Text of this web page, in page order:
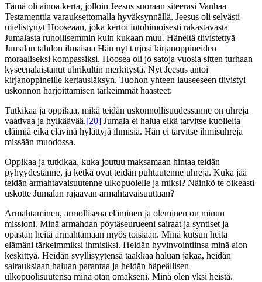
Tämä oli ainoa kerta, jolloin Jeesus suoraan siteerasi Vanhaa
Testamenttia varauksettomalla hyväksynnällä. Jeesus oli selvästi
mielistynyt Hooseaan, joka kertoi intohimoisesti rakastavasta
Jumalasta runollisemmin kuin kukaan muu. Häneltä tiivistettyä
Jumalan tahdon ilmaisua Hän nyt tarjosi kirjanoppineiden
moraaliseksi kompassiksi. Hoosea oli jo satoja vuosia sitten turhaan
kyseenalaistanut uhrikultin merkitystä. Nyt Jeesus antoi
kirjanoppineille kertausläksyn. Tuohon yhteen lauseeseen tiivistyi
uskonnon harjoittamisen tärkeimmät haasteet:
Tutkikaa ja oppikaa, mikä teidän uskonnollisuudessanne on uhreja
vaativaa ja hylkäävää.[20] Jumala ei halua eikä tarvitse kuolleita
eläimiä eikä elävinä hylättyjä ihmisiä. Hän ei tarvitse ihmisuhreja
missään muodossa.
Oppikaa ja tutkikaa, kuka joutuu maksamaan hintaa teidän
pyhyydestänne, ja ketkä ovat teidän puhtautenne uhreja. Kuka jää
teidän armahtavaisuutenne ulkopuolelle ja miksi? Näinkö te oikeasti
uskotte Jumalan rajaavan armahtavaisuuttaan?
Armahtaminen, armollisena eläminen ja oleminen on minun
missioni. Minä armahdan pöytäseurueeni sairaat ja syntiset ja
opastan heitä armahtamaan myös toisiaan. Minä kutsun heitä
elämäni tärkeimmiksi ihmisiksi. Heidän hyvinvointiinsa minä aion
keskittyä. Heidän syyllisyytensä taakkaa haluan jakaa, heidän
sairauksiaan haluan parantaa ja heidän häpeällisen
ulkopuolisuutensa minä otan omakseni. Minä olen yksi heistä.